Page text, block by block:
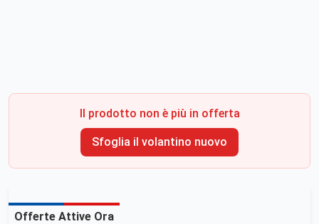
Il prodotto non è più in offerta
Sfoglia il volantino nuovo
Offerte Attive Ora